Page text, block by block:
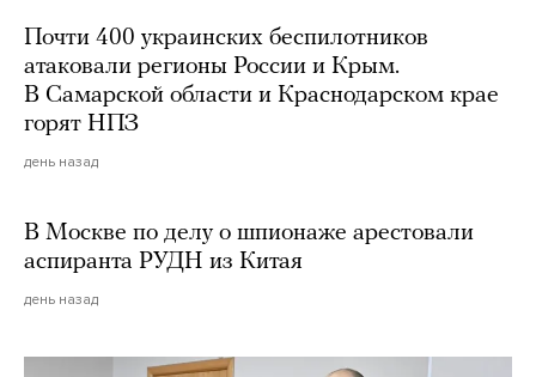
Почти 400 украинских беспилотников
атаковали регионы России и Крым.
В Самарской области и Краснодарском крае
горят НПЗ
день назад
В Москве по делу о шпионаже арестовали
аспиранта РУДН из Китая
день назад